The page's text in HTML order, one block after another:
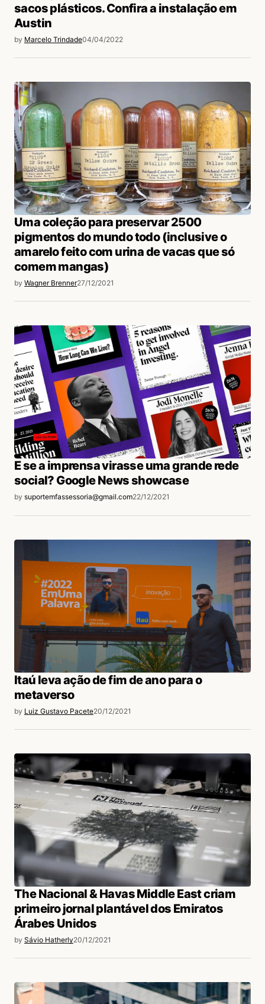
sacos plásticos. Confira a instalação em
Austin
by Marcelo Trindade04/04/2022
Uma coleção para preservar 2500
pigmentos do mundo todo (inclusive o
amarelo feito com urina de vacas que só
comem mangas)
by Wagner Brenner27/12/2021
E se a imprensa virasse uma grande rede
social? Google News showcase
by suportemfassessoria@gmail.com22/12/2021
Itaú leva ação de fim de ano para o
metaverso
by Luiz Gustavo Pacete20/12/2021
The Nacional & Havas Middle East criam
primeiro jornal plantável dos Emiratos
Árabes Unidos
by Sávio Hatherly20/12/2021